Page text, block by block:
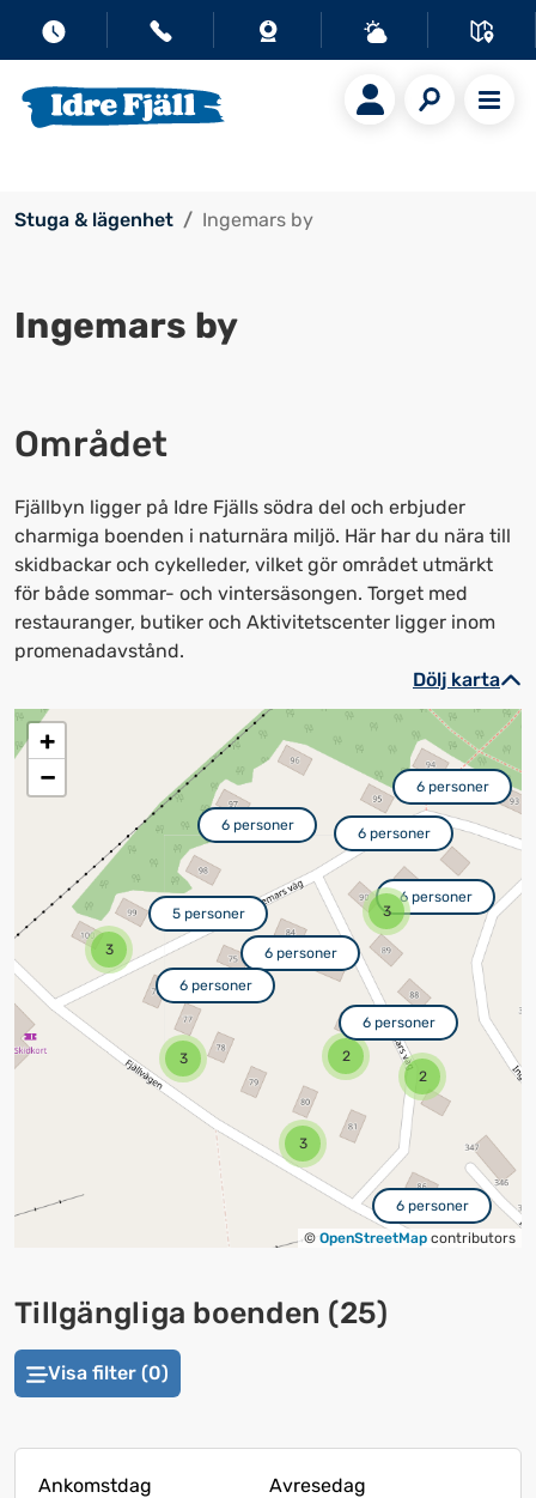
Stuga & lägenhet Ingemars by
Området
Fjällbyn ligger på Idre Fjälls södra del och erbjuder
charmiga boenden i naturnära miljö. Här har du nära till
skidbackar och cykelleder, vilket gör området utmärkt
för både sommar- och vintersäsongen. Torget med
restauranger, butiker och Aktivitetscenter ligger inom
promenadavstånd.
Ingemars by
Dölj karta
3
3
2
6 personer
6 personer
6 personer
2
6 personer
6 personer
3
6 personer
6 personer
6 personer
5 personer
3
+
−
© OpenStreetMap contributors
Tillgängliga boenden (25)
Visa filter (0)
Ankomstdag
Avresedag